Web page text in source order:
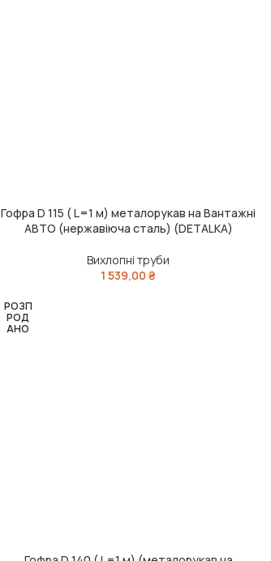
ДОДАТИ В КОШИК
Гофра D 115 ( L=1 м) металорукав на Вантажні
АВТО (нержавіюча сталь) (DETALKA)
Вихлопні труби
1 539,00₴
РОЗП
РОД
АНО